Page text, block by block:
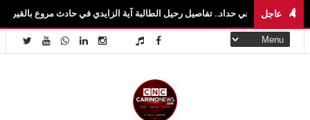
عاجل
حداد.. تفاصيل رحيل الطالبة آية الزايدي في حادث مروع بالقيروان فاجعة تهزّ سيدي